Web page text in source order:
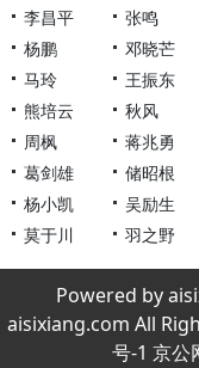
李昌平
张鸣
杨鹏
邓晓芒
马玲
王振东
熊培云
秋风
周枫
蒋兆勇
葛剑雄
储昭根
杨小凯
吴励生
莫于川
羽之野
Powered by
aisixiang.com All
号-1 京公